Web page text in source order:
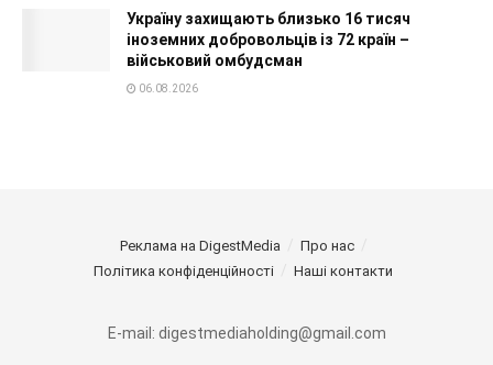
Україну захищають близько 16 тисяч
іноземних добровольців із 72 країн –
військовий омбудсман
06.08.2026
Реклама на DigestMedia
Про нас
Політика конфіденційності
Наші контакти
E-mail: digestmediaholding@gmail.com